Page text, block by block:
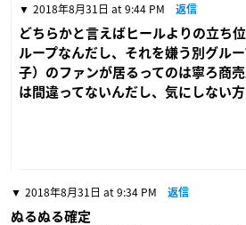
2018年8月31日 at 9:44 PM 返信
どちらかと言えばヒールよりの立ち
ループなんだし、それを嫌う別グル
子）のファンが居るってのは寧ろ商
は間違ってないんだし、気にしない
2018年8月31日 at 9:34 PM 返信
ぬるぬる確定